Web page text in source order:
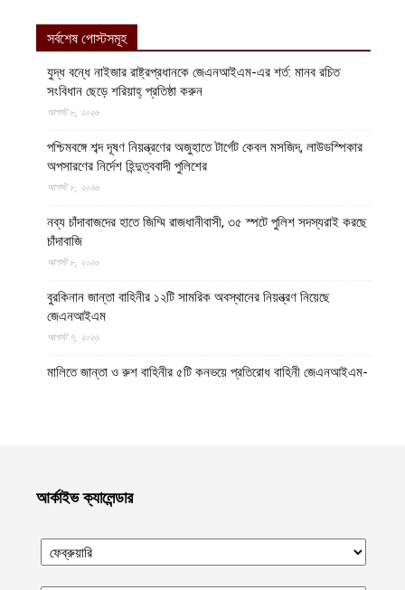
সর্বশেষ পোস্টসমূহ
যুদ্ধ বন্ধে নাইজার রাষ্ট্রপ্রধানকে জেএনআইএম-এর শর্ত: মানব রচিত
সংবিধান ছেড়ে শরিয়াহ্ প্রতিষ্ঠা করুন
আগস্ট ৮, ২০২৬
পশ্চিমবঙ্গে শব্দ দূষণ নিয়ন্ত্রণের অজুহাতে টার্গেট কেবল মসজিদ, লাউডস্পিকার
অপসারণের নির্দেশ হিন্দুত্ববাদী পুলিশের
আগস্ট ৮, ২০২৬
নব্য চাঁদাবাজদের হাতে জিম্মি রাজধানীবাসী, ৩৫ স্পটে পুলিশ সদস্যরাই করছে
চাঁদাবাজি
আগস্ট ৮, ২০২৬
বুরকিনান জান্তা বাহিনীর ১২টি সামরিক অবস্থানের নিয়ন্ত্রণ নিয়েছে
জেএনআইএম
আগস্ট ৭, ২০২৬
মালিতে জান্তা ও রুশ বাহিনীর ৫টি কনভয়ে প্রতিরোধ বাহিনী জেএনআইএম-
আগস্ট ৭, ২০২৬
আগস্ট ৭, ২০২৬
আর্কাইভ ক্যালেন্ডার